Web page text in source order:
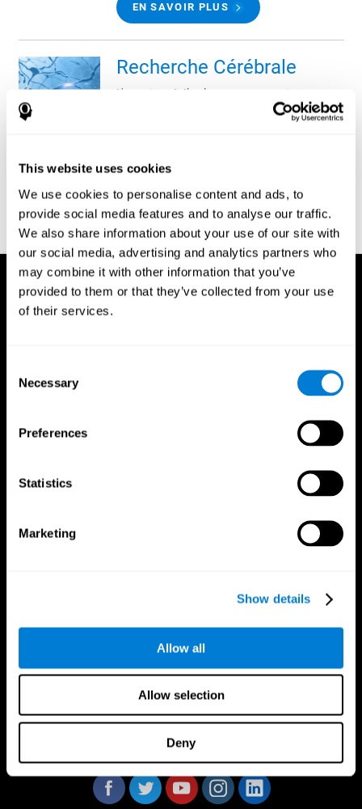
This website uses cookies
We use cookies to personalise content and ads, to
provide social media features and to analyse our traffic.
We also share information about your use of our site with
our social media, advertising and analytics partners who
may combine it with other information that you’ve
provided to them or that they’ve collected from your use
of their services.
Selection
Necessary
Preferences
Statistics
Marketing
Show details
Allow all
Allow selection
Deny
EN SAVOIR PLUS
Recherche Cérébrale
L'exercice cérébral est un terme qui nous est
de plus en plus familier. En effet, les
scientifiques en apprennent chaque jour
maintenir en forme, tout comme le faisons
EN SAVOIR PLUS
Nous suivre